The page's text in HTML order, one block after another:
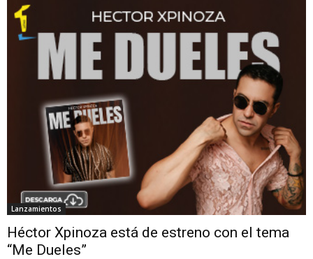
Lanzamientos
Héctor Xpinoza está de estreno con el tema
“Me Dueles”